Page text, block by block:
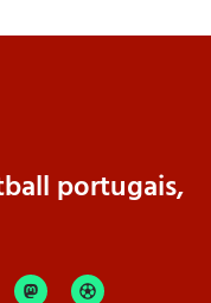
portugais,